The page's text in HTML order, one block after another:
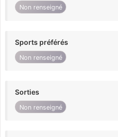
Non renseigné
Sports préférés
Non renseigné
Sorties
Non renseigné